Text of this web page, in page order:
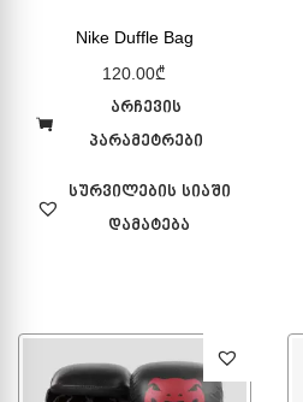
Nike Duffle Bag
120.00₾
არჩევის
პარამეტრები
სურვილების სიაში
დამატება